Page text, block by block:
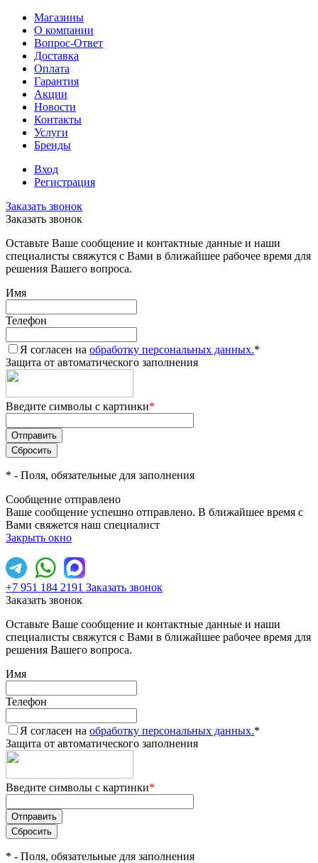
Магазины
О компании
Вопрос-Ответ
Доставка
Оплата
Гарантия
Акции
Новости
Контакты
Услуги
Бренды
Вход
Регистрация
Заказать звонок
Заказать звонок
Оставьте Ваше сообщение и контактные данные и наши
специалисты свяжутся с Вами в ближайшее рабочее время для
решения Вашего вопроса.
Имя
Телефон
Я согласен на обработку персональных данных.*
Защита от автоматического заполнения
Введите символы с картинки*
* - Поля, обязательные для заполнения
Сообщение отправлено
Ваше сообщение успешно отправлено. В ближайшее время с
Вами свяжется наш специалист
Закрыть окно
+7 951 184 2191 Заказать звонок
Заказать звонок
Оставьте Ваше сообщение и контактные данные и наши
специалисты свяжутся с Вами в ближайшее рабочее время для
решения Вашего вопроса.
Имя
Телефон
Я согласен на обработку персональных данных.*
Защита от автоматического заполнения
Введите символы с картинки*
* - Поля, обязательные для заполнения